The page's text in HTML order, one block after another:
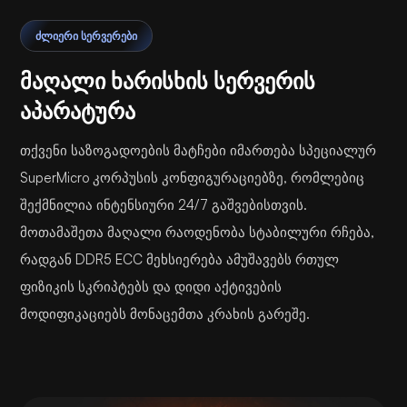
ᲫᲚᲘᲔᲠᲘ ᲡᲔᲠᲕᲔᲠᲔᲑᲘ
მაღალი ხარისხის სერვერის
აპარატურა
თქვენი საზოგადოების მატჩები იმართება სპეციალურ
SuperMicro კორპუსის კონფიგურაციებზე, რომლებიც
შექმნილია ინტენსიური 24/7 გაშვებისთვის.
მოთამაშეთა მაღალი რაოდენობა სტაბილური რჩება,
რადგან DDR5 ECC მეხსიერება ამუშავებს რთულ
ფიზიკის სკრიპტებს და დიდი აქტივების
მოდიფიკაციებს მონაცემთა კრახის გარეშე.